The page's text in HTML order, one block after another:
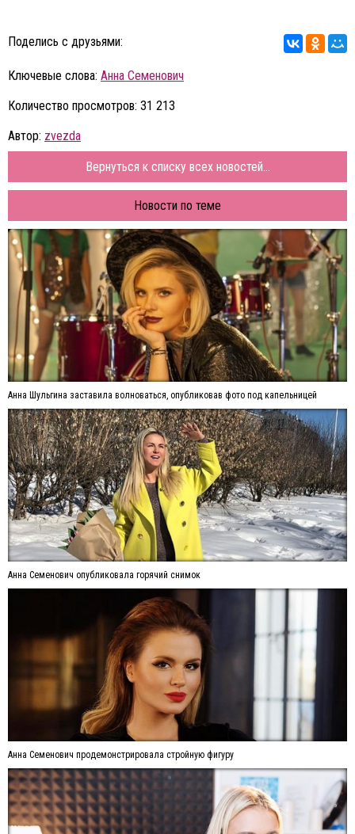
Поделись с друзьями:
Ключевые слова: Анна Семенович
Количество просмотров: 31 213
Автор: zvezda
Вернуться к списку всех новостей...
Новости по теме
Анна Шульгина заставила волноваться, опубликовав фото под капельницей
Анна Семенович опубликовала горячий снимок
Анна Семенович продемонстрировала стройную фигуру